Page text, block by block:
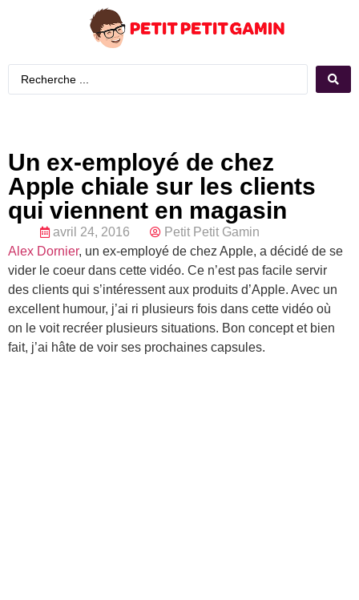
Un ex-employé de chez
Apple chiale sur les clients
qui viennent en magasin
avril 24, 2016
Petit Petit Gamin
Alex Dornier, un ex-employé de chez Apple, a décidé de se
vider le coeur dans cette vidéo. Ce n’est pas facile servir
des clients qui s’intéressent aux produits d’Apple. Avec un
excellent humour, j’ai ri plusieurs fois dans cette vidéo où
on le voit recréer plusieurs situations. Bon concept et bien
fait, j’ai hâte de voir ses prochaines capsules.